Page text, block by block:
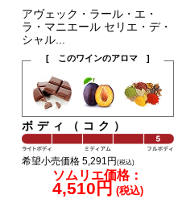
アヴェック・ラール・エ・
ラ・マニエール セリエ・デ・
シャル...
[ このワインのアロマ ]
ボディ（コク）
希望小売価格 5,291円 (税込)
ソムリエ価格：
4,510円 (税込)